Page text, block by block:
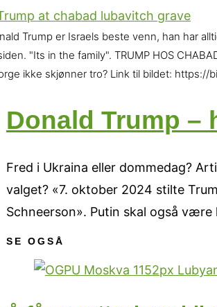
Trump er Israels beste venn, han har
"Its in the family". TRUMP HOS
ikke skjønner tro? Link til bildet:
Donald Trump –
Fred i Ukraina eller dommedag?
valget? «7. oktober 2024 stilte
Schneerson». Putin skal også
SE OGSÅ